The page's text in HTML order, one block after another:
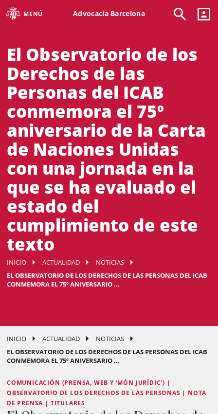
MENÚ Advocacia Barcelona
El Observatorio de los
Derechos de las
Personas del ICAB
conmemora el 75º
aniversario de la Carta
de Naciones Unidas
con una jornada en la
que se ha evaluado el
estado del
cumplimiento de este
texto
INICIO ACTUALIDAD
NOTICIAS
EL OBSERVATORIO DE LOS DERECHOS DE LAS PERSONAS DEL ICAB
CONMEMORA EL 75º ANIVERSARIO ...
INICIO ACTUALIDAD
NOTICIAS
EL OBSERVATORIO DE LOS DERECHOS DE LAS PERSONAS DEL ICAB
CONMEMORA EL 75º ANIVERSARIO ...
COMUNICACIÓN (PRENSA, WEB Y 'MÓN JURÍDIC') |
OBSERVATORIO DE LOS DERECHOS DE LAS PERSONAS | NOTA
DE PRENSA | TITULARES